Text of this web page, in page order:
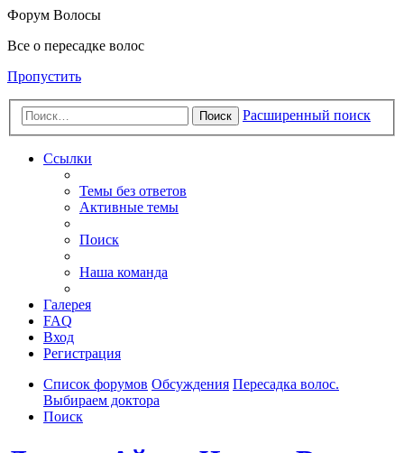
Форум Волосы
Все о пересадке волос
Пропустить
Поиск Расширенный поиск
Ссылки
Темы без ответов
Активные темы
Поиск
Наша команда
Галерея
FAQ
Вход
Регистрация
Список форумов Обсуждения Пересадка волос.
Выбираем доктора
Поиск